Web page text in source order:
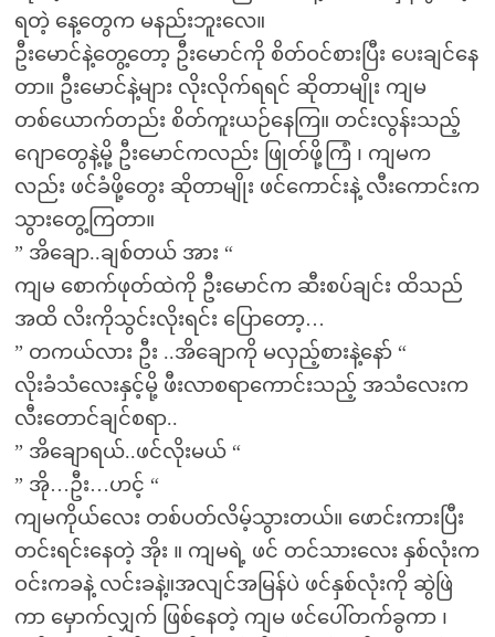
ရတဲ့ နေ့တွေက မနည်းဘူးလေ။
ဦးမောင်နဲ့တွေ့တော့ ဦးမောင်ကို စိတ်ဝင်စားပြီး ပေးချင်နေ
တာ။ ဦးမောင်နဲ့များ လိုးလိုက်ရရင် ဆိုတာမျိုး ကျမ
တစ်ယောက်တည်း စိတ်ကူးယဉ်နေကြ။ တင်းလွန်းသည့်
ဂျောတွေနဲ့မို့ ဦးမောင်ကလည်း ဖြုတ်ဖို့ကြံ ၊ ကျမက
လည်း ဖင်ခံဖို့တွေး ဆိုတာမျိုး ဖင်ကောင်းနဲ့ လီးကောင်းက
သွားတွေ့ကြတာ။
” အိချော..ချစ်တယ် အား “
ကျမ စောက်ဖုတ်ထဲကို ဦးမောင်က ဆီးစပ်ချင်း ထိသည်
အထိ လိးကိုသွင်းလိုးရင်း ပြောတော့…
” တကယ်လား ဦး ..အိချောကို မလှည့်စားနဲ့နော် “
လိုးခံသံလေးနှင့်မို့ ဖီးလာစရာကောင်းသည့် အသံလေးက
လီးတောင်ချင်စရာ..
” အိချောရယ်..ဖင်လိုးမယ် “
” အို…ဦး…ဟင့် “
ကျမကိုယ်လေး တစ်ပတ်လိမ့်သွားတယ်။ ဖောင်းကားပြီး
တင်းရင်းနေတဲ့ အိုး ။ ကျမရဲ့ ဖင် တင်သားလေး နှစ်လုံးက
ဝင်းကခနဲ့ လင်းခနဲ့။အလျင်အမြန်ပဲ ဖင်နှစ်လုံးကို ဆွဲဖြဲ
ကာ မှောက်လျှက် ဖြစ်နေတဲ့ ကျမ ဖင်ပေါ်တက်ခွကာ ၊